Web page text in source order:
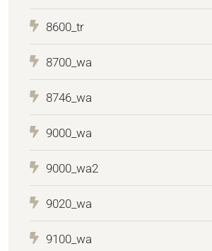
8600_tr
8700_wa
8746_wa
9000_wa
9000_wa2
9020_wa
9100_wa